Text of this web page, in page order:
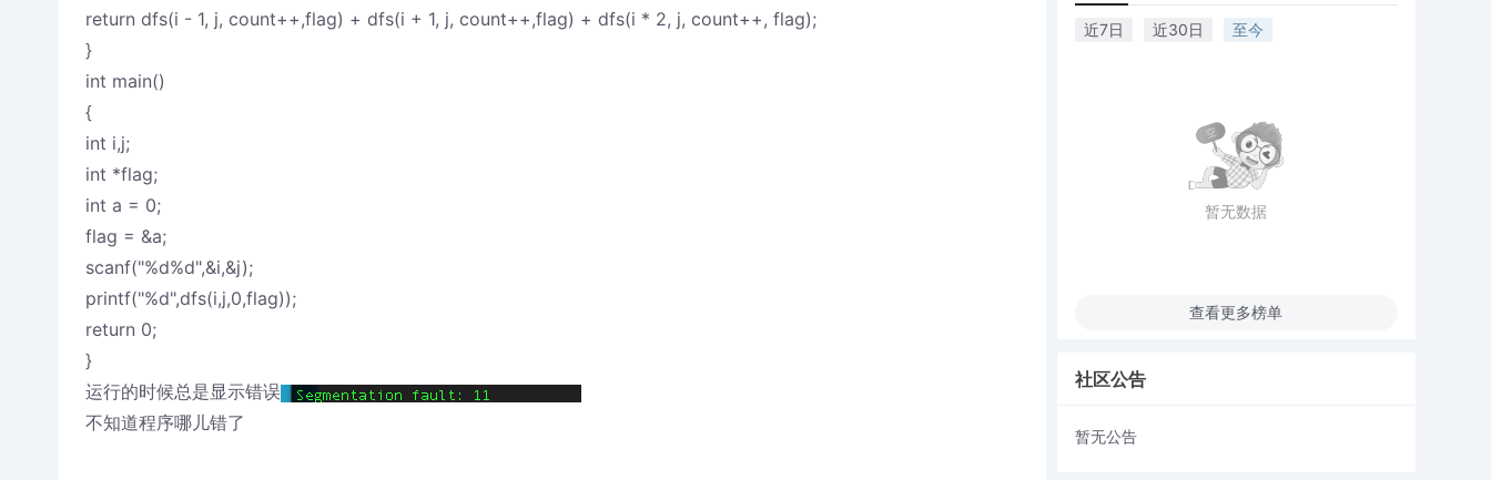
return dfs(i - 1, j, count++,flag) + dfs(i + 1, j, count++,flag) + dfs(i * 2, j, count++, flag);
}
int main()
{
int i,j;
int *flag;
int a = 0;
flag = &a;
scanf("%d%d",&i,&j);
printf("%d",dfs(i,j,0,flag));
return 0;
}
运行的时候总是显示错误
不知道程序哪儿错了
近7日 近30日 至今
暂无数据
查看更多榜单
社区公告
暂无公告